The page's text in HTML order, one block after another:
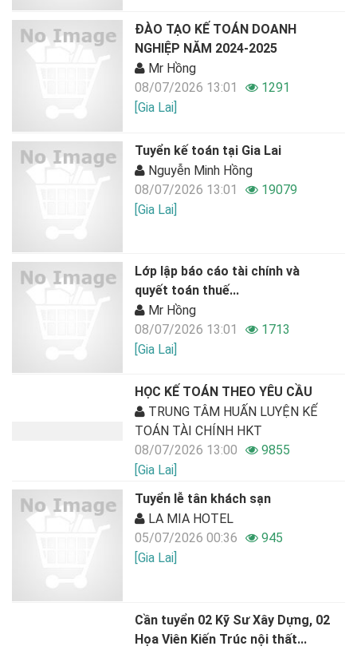
ĐÀO TẠO KẾ TOÁN DOANH
NGHIỆP NĂM 2024-2025
Mr Hồng
08/07/2026 13:01
1291
[Gia Lai]
Tuyển kế toán tại Gia Lai
Nguyễn Minh Hồng
08/07/2026 13:01
19079
[Gia Lai]
Lớp lập báo cáo tài chính và
quyết toán thuế...
Mr Hồng
08/07/2026 13:01
1713
[Gia Lai]
HỌC KẾ TOÁN THEO YÊU CẦU
TRUNG TÂM HUẤN LUYỆN KẾ
TOÁN TÀI CHÍNH HKT
08/07/2026 13:00
9855
[Gia Lai]
Tuyển lễ tân khách sạn
LA MIA HOTEL
05/07/2026 00:36
945
[Gia Lai]
Cần tuyển 02 Kỹ Sư Xây Dựng, 02
Họa Viên Kiến Trúc nội thất...